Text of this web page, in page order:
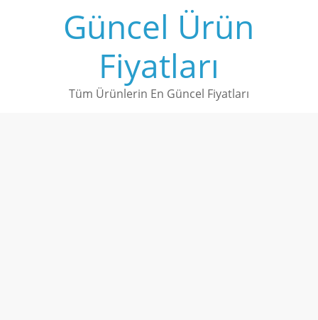
Güncel Ürün
Fiyatları
Tüm Ürünlerin En Güncel Fiyatları